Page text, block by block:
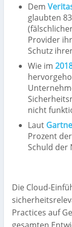
Dem
glaubten
Provider
Schutz
Wie im
nicht
Laut
Prozent
Schuld der
Die Cloud-
Practices auf